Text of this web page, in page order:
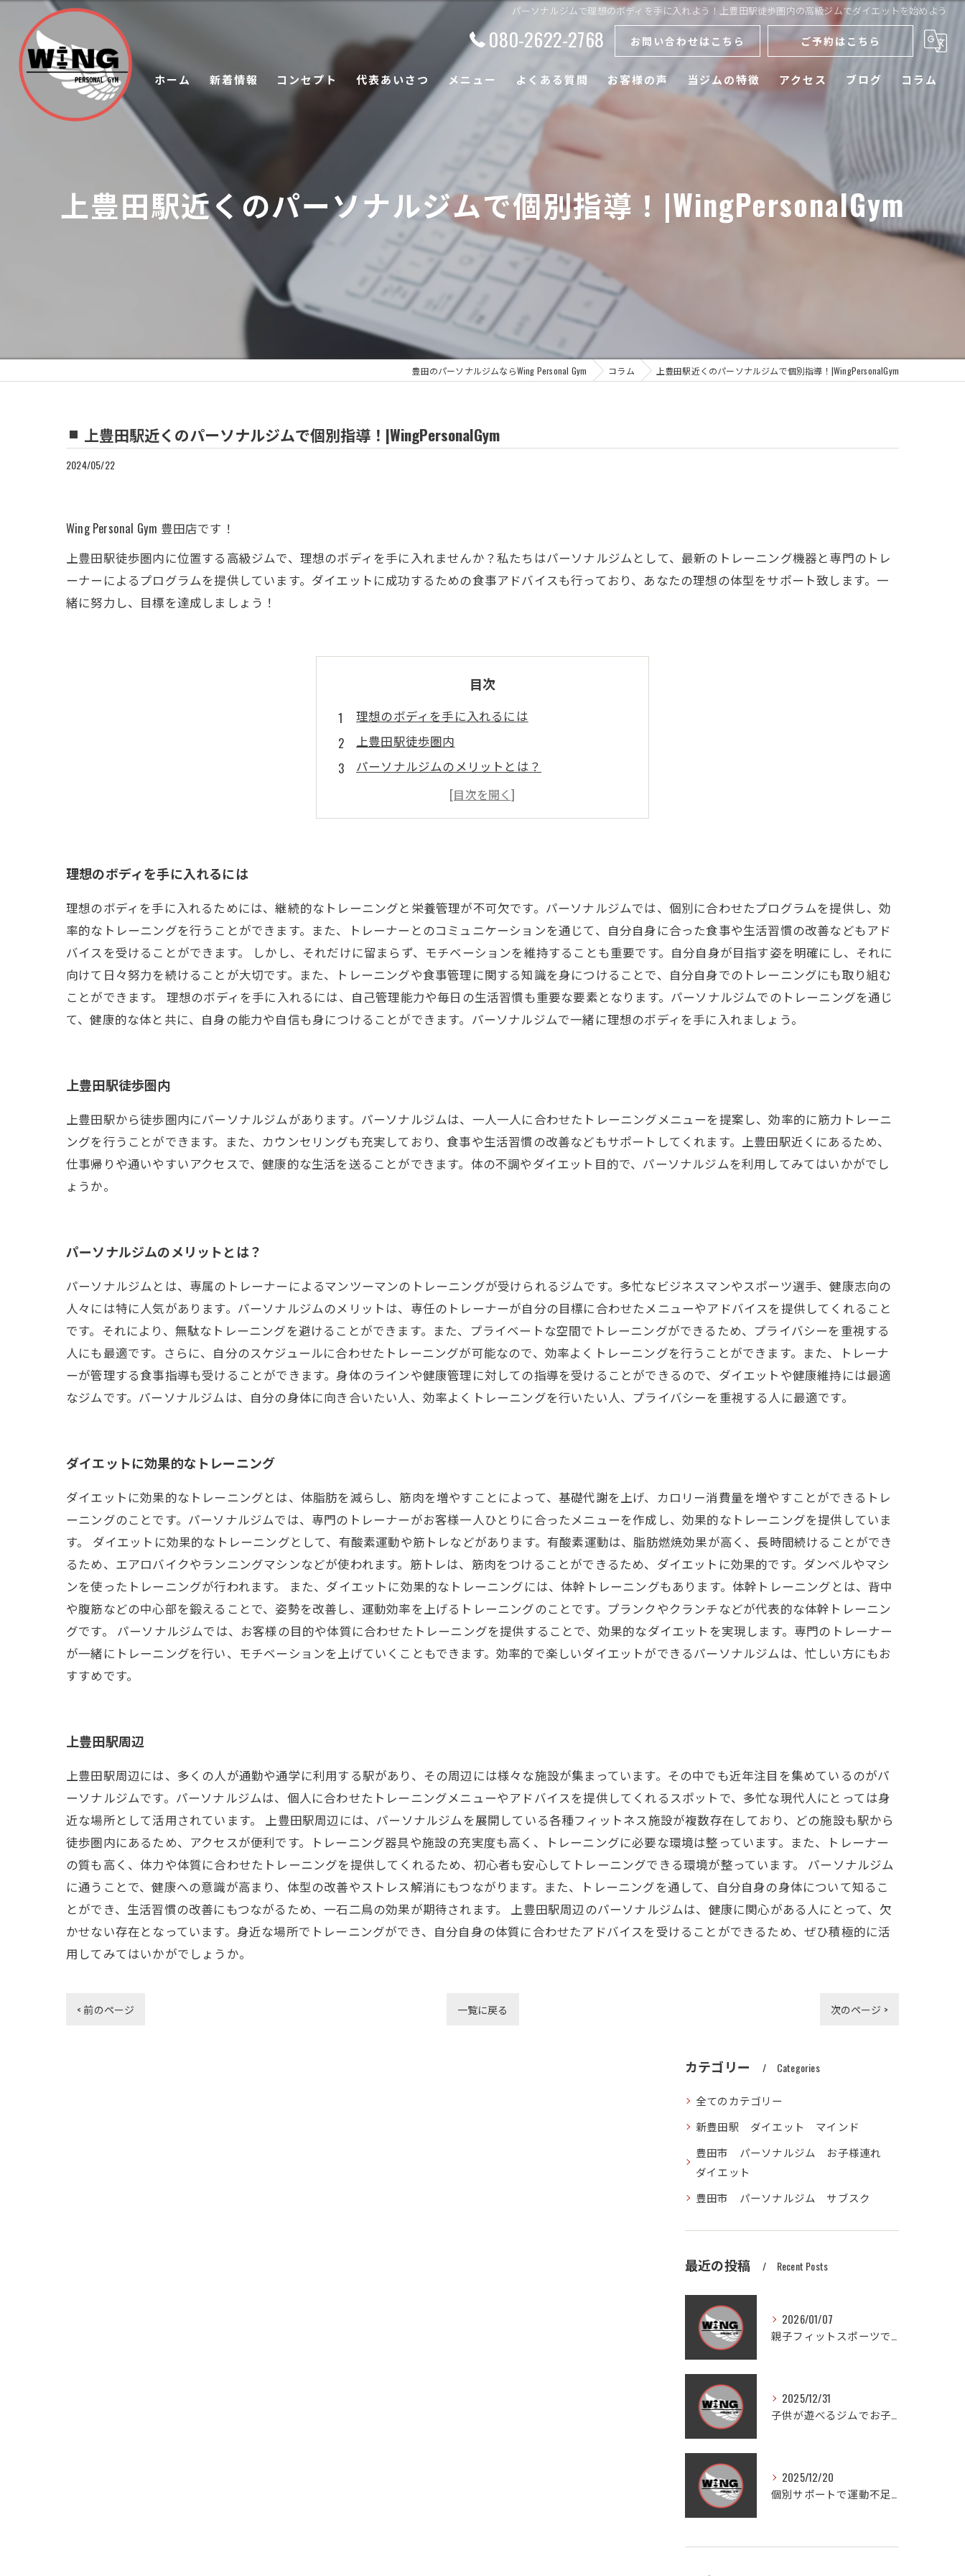
パーソナルジムで理想のボディを手に入れよう！上豊田駅徒歩圏内の高級ジムでダイエットを始めよう
080-2622-2768 お問い合わせはこちら ご予約はこちら
ホーム 新着情報 コンセプト 代表あいさつ メニュー よくある質問 お客様の声 当ジムの特徴
運動不足
アクセス ブログ コラム
上豊田駅近くのパーソナルジムで個別指導！|WingPersonalGym
豊田のパーソナルジムならWing Personal Gym コラム 上豊田駅近くのパーソナルジムで個別指導！|WingPersonalGym
上豊田駅近くのパーソナルジムで個別指導！|WingPersonalGym
2024/05/22
Wing Personal Gym 豊田店です！
上豊田駅徒歩圏内に位置する高級ジムで、理想のボディを手に入れませんか？私たちはパーソナルジムとして、最新のトレーニング機器と専門のトレ
ーナーによるプログラムを提供しています。ダイエットに成功するための食事アドバイスも行っており、あなたの理想の体型をサポート致します。一
緒に努力し、目標を達成しましょう！
目次
理想のボディを手に入れるには
上豊田駅徒歩圏内
パーソナルジムのメリットとは？
ダイエットに効果的なトレーニング
上豊田駅周辺
理想のボディを手に入れるには
理想のボディを手に入れるためには、継続的なトレーニングと栄養管理が不可欠です。パーソナルジムでは、個別に合わせたプログラムを提供し、効
率的なトレーニングを行うことができます。また、トレーナーとのコミュニケーションを通じて、自分自身に合った食事や生活習慣の改善などもアド
バイスを受けることができます。 しかし、それだけに留まらず、モチベーションを維持することも重要です。自分自身が目指す姿を明確にし、それに
向けて日々努力を続けることが大切です。また、トレーニングや食事管理に関する知識を身につけることで、自分自身でのトレーニングにも取り組む
ことができます。 理想のボディを手に入れるには、自己管理能力や毎日の生活習慣も重要な要素となります。パーソナルジムでのトレーニングを通じ
て、健康的な体と共に、自身の能力や自信も身につけることができます。パーソナルジムで一緒に理想のボディを手に入れましょう。
上豊田駅徒歩圏内
上豊田駅から徒歩圏内にパーソナルジムがあります。パーソナルジムは、一人一人に合わせたトレーニングメニューを提案し、効率的に筋力トレーニ
ングを行うことができます。また、カウンセリングも充実しており、食事や生活習慣の改善などもサポートしてくれます。上豊田駅近くにあるため、
仕事帰りや通いやすいアクセスで、健康的な生活を送ることができます。体の不調やダイエット目的で、パーソナルジムを利用してみてはいかがでし
ょうか。
パーソナルジムのメリットとは？
パーソナルジムとは、専属のトレーナーによるマンツーマンのトレーニングが受けられるジムです。多忙なビジネスマンやスポーツ選手、健康志向の
人々には特に人気があります。パーソナルジムのメリットは、専任のトレーナーが自分の目標に合わせたメニューやアドバイスを提供してくれること
です。それにより、無駄なトレーニングを避けることができます。また、プライベートな空間でトレーニングができるため、プライバシーを重視する
人にも最適です。さらに、自分のスケジュールに合わせたトレーニングが可能なので、効率よくトレーニングを行うことができます。また、トレーナ
ーが管理する食事指導も受けることができます。身体のラインや健康管理に対しての指導を受けることができるので、ダイエットや健康維持には最適
なジムです。パーソナルジムは、自分の身体に向き合いたい人、効率よくトレーニングを行いたい人、プライバシーを重視する人に最適です。
ダイエットに効果的なトレーニング
ダイエットに効果的なトレーニングとは、体脂肪を減らし、筋肉を増やすことによって、基礎代謝を上げ、カロリー消費量を増やすことができるトレ
ーニングのことです。パーソナルジムでは、専門のトレーナーがお客様一人ひとりに合ったメニューを作成し、効果的なトレーニングを提供していま
す。 ダイエットに効果的なトレーニングとして、有酸素運動や筋トレなどがあります。有酸素運動は、脂肪燃焼効果が高く、長時間続けることができ
るため、エアロバイクやランニングマシンなどが使われます。筋トレは、筋肉をつけることができるため、ダイエットに効果的です。ダンベルやマシ
ンを使ったトレーニングが行われます。 また、ダイエットに効果的なトレーニングには、体幹トレーニングもあります。体幹トレーニングとは、背中
や腹筋などの中心部を鍛えることで、姿勢を改善し、運動効率を上げるトレーニングのことです。プランクやクランチなどが代表的な体幹トレーニン
グです。 パーソナルジムでは、お客様の目的や体質に合わせたトレーニングを提供することで、効果的なダイエットを実現します。専門のトレーナー
が一緒にトレーニングを行い、モチベーションを上げていくこともできます。効率的で楽しいダイエットができるパーソナルジムは、忙しい方にもお
すすめです。
上豊田駅周辺
上豊田駅周辺には、多くの人が通勤や通学に利用する駅があり、その周辺には様々な施設が集まっています。その中でも近年注目を集めているのがパ
ーソナルジムです。パーソナルジムは、個人に合わせたトレーニングメニューやアドバイスを提供してくれるスポットで、多忙な現代人にとっては身
近な場所として活用されています。 上豊田駅周辺には、パーソナルジムを展開している各種フィットネス施設が複数存在しており、どの施設も駅から
徒歩圏内にあるため、アクセスが便利です。トレーニング器具や施設の充実度も高く、トレーニングに必要な環境は整っています。また、トレーナー
の質も高く、体力や体質に合わせたトレーニングを提供してくれるため、初心者も安心してトレーニングできる環境が整っています。 パーソナルジム
に通うことで、健康への意識が高まり、体型の改善やストレス解消にもつながります。また、トレーニングを通して、自分自身の身体について知るこ
とができ、生活習慣の改善にもつながるため、一石二鳥の効果が期待されます。 上豊田駅周辺のパーソナルジムは、健康に関心がある人にとって、欠
かせない存在となっています。身近な場所でトレーニングができ、自分自身の体質に合わせたアドバイスを受けることができるため、ぜひ積極的に活
用してみてはいかがでしょうか。
< 前のページ 一覧に戻る 次のページ >
カテゴリー Categories
全てのカテゴリー
新豊田駅 ダイエット マインド
豊田市 パーソナルジム お子様連れ
ダイエット
豊田市 パーソナルジム サブスク
最近の投稿 Recent Posts
2026/01/07
親子フィットスポーツで愛知県豊田市木瀬町の笑顔と健康を体感しよう
2025/12/31
子供が遊べるジムでお子様連れも安心ダイエットと家族の健康習慣を実現する方法
2025/12/20
個別サポートで運動不足を徹底改善する方法